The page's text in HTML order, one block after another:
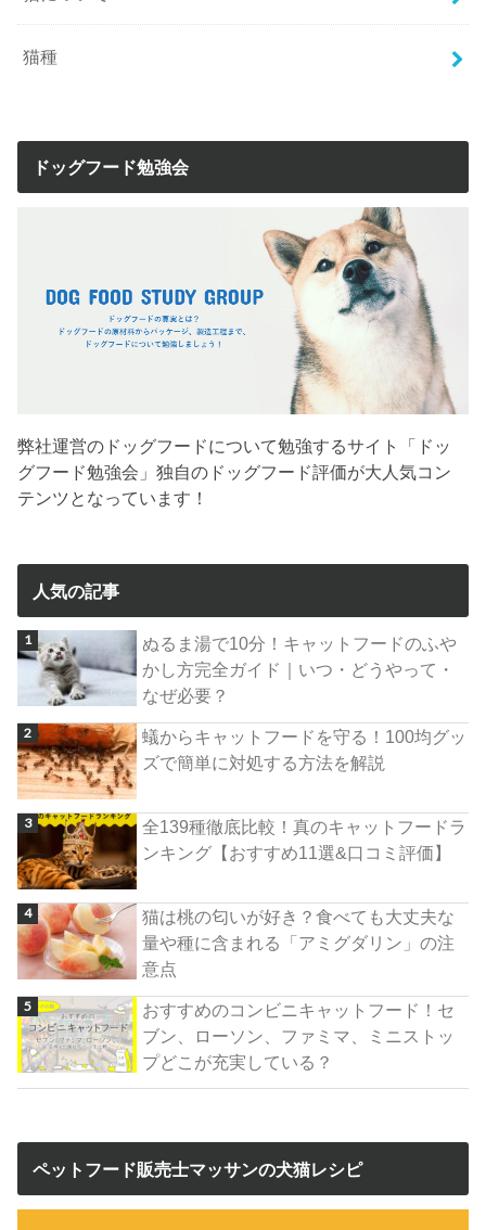
猫種
ドッグフード勉強会
弊社運営のドッグフードについて勉強するサイト「ドッ
グフード勉強会」独自のドッグフード評価が大人気コン
テンツとなっています！
人気の記事
ぬるま湯で10分！キャットフードのふや
かし方完全ガイド｜いつ・どうやって・
なぜ必要？
蟻からキャットフードを守る！100均グッ
ズで簡単に対処する方法を解説
全139種徹底比較！真のキャットフードラ
ンキング【おすすめ11選&口コミ評価】
猫は桃の匂いが好き？食べても大丈夫な
量や種に含まれる「アミグダリン」の注
意点
おすすめのコンビニキャットフード！セ
ブン、ローソン、ファミマ、ミニストッ
プどこが充実している？
ペットフード販売士マッサンの犬猫レシピ